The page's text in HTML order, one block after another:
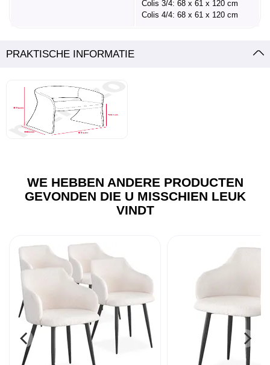
Colis 3/4: 68 x 61 x 120 cm
Colis 4/4: 68 x 61 x 120 cm
PRAKTISCHE INFORMATIE
WE HEBBEN ANDERE PRODUCTEN
GEVONDEN DIE U MISSCHIEN LEUK
VINDT